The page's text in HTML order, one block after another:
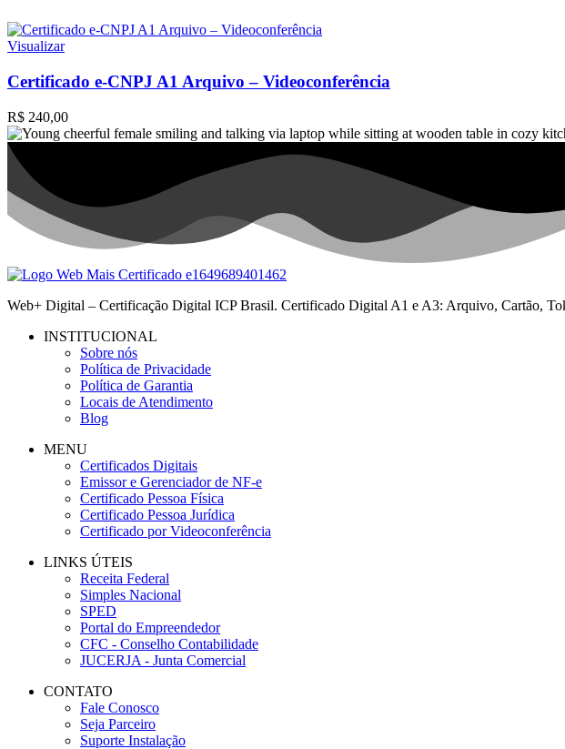
Visualizar
Certificado e-CNPJ A1 Arquivo – Videoconferência
R$ 240,00
Web+ Digital – Certificação Digital ICP Brasil. Certificado Digital A1 e A3: Arquivo, Cartão,
INSTITUCIONAL
Sobre nós
Política de Privacidade
Política de Garantia
Locais de Atendimento
Blog
MENU
Certificados Digitais
Emissor e Gerenciador de NF-e
Certificado Pessoa Física
Certificado Pessoa Jurídica
Certificado por Videoconferência
LINKS ÚTEIS
Receita Federal
Simples Nacional
SPED
Portal do Empreendedor
CFC - Conselho Contabilidade
JUCERJA - Junta Comercial
CONTATO
Fale Conosco
Seja Parceiro
Suporte Instalação